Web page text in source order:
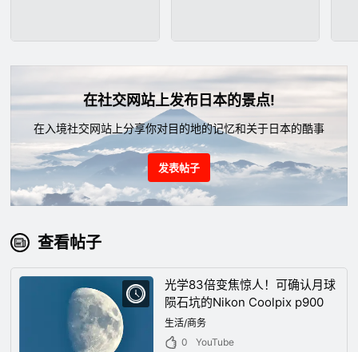
在社交网站上发布日本的景点!
在入境社交网站上分享你对目的地的记忆和关于日本的酷事
发表帖子
查看帖子
光学83倍变焦惊人！可确认月球
陨石坑的Nikon Coolpix p900
生活/商务
0
YouTube